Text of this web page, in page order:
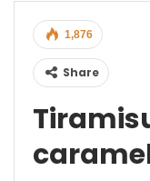
1,876
Share